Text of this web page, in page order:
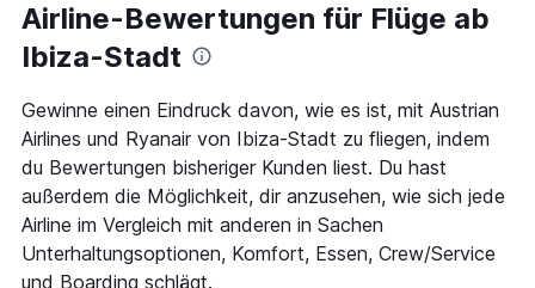
Airline-Bewertungen für Flüge ab
Ibiza-Stadt
Gewinne einen Eindruck davon, wie es ist, mit Austrian
Airlines und Ryanair von Ibiza-Stadt zu fliegen, indem
du Bewertungen bisheriger Kunden liest. Du hast
außerdem die Möglichkeit, dir anzusehen, wie sich jede
Airline im Vergleich mit anderen in Sachen
Unterhaltungsoptionen, Komfort, Essen, Crew/Service
und Boarding schlägt.